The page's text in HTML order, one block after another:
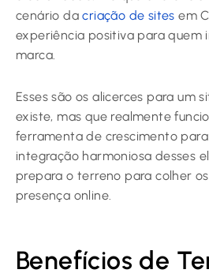
cenário dacriação de sites em
experiência positiva para quem
marca.
Esses são os alicerces para um
existe, mas que realmente
ferramenta de crescimento
integração harmoniosa desses
prepara o terreno para colher
presença online.
Benefícios de